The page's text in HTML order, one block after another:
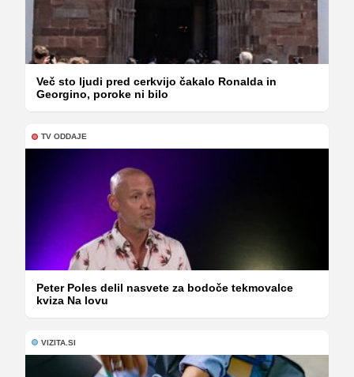
Več sto ljudi pred cerkvijo čakalo Ronalda in
Georgino, poroke ni bilo
TV ODDAJE
Peter Poles delil nasvete za bodoče tekmovalce
kviza Na lovu
VIZITA.SI